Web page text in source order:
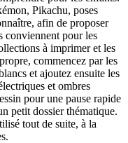
Pikachu, poses
afin de proposer
conviennent pour les
à imprimer et les
commencez par les
et ajoutez ensuite les
et ombres
pour une pause rapide
petit dossier thématique.
tout de suite, à la